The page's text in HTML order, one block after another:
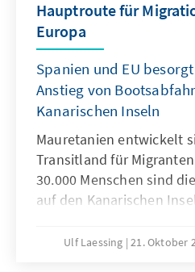
Hauptroute für
Europa
Spanien und EU
Anstieg von
Kanarischen Inseln
Mauretanien entwickelt
Transitland für
30.000 Menschen sind
auf den Kanarischen
Viele brachen von
Ulf Laessing 21. Oktober